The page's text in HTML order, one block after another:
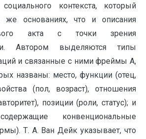
контекста, который
же основаниях, что и описания
акта с точки зрения
Автором выделяются типы
и связанные с ними фреймы А,
названы: место, функции (отец,
(пол, возраст), отношения
позиции (роли, статус); и
конвенциональные
Т. А. Ван Дейк указывает, что